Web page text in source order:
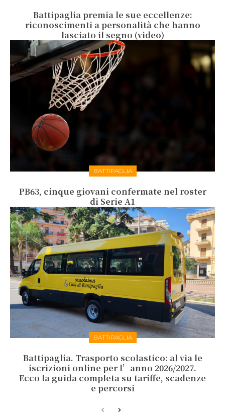
Battipaglia premia le sue eccellenze:
riconoscimenti a personalità che hanno
lasciato il segno (video)
BATTIPAGLIA
PB63, cinque giovani confermate nel roster
di Serie A1
BATTIPAGLIA
Battipaglia. Trasporto scolastico: al via le
iscrizioni online per l’anno 2026/2027.
Ecco la guida completa su tariffe, scadenze
e percorsi